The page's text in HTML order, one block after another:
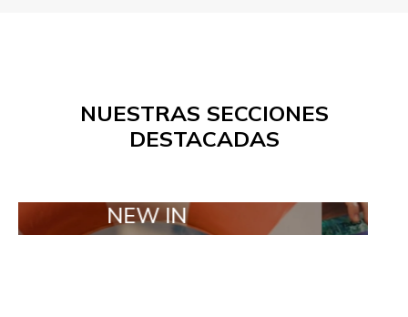
NUESTRAS SECCIONES
DESTACADAS
NEW IN TAILOR